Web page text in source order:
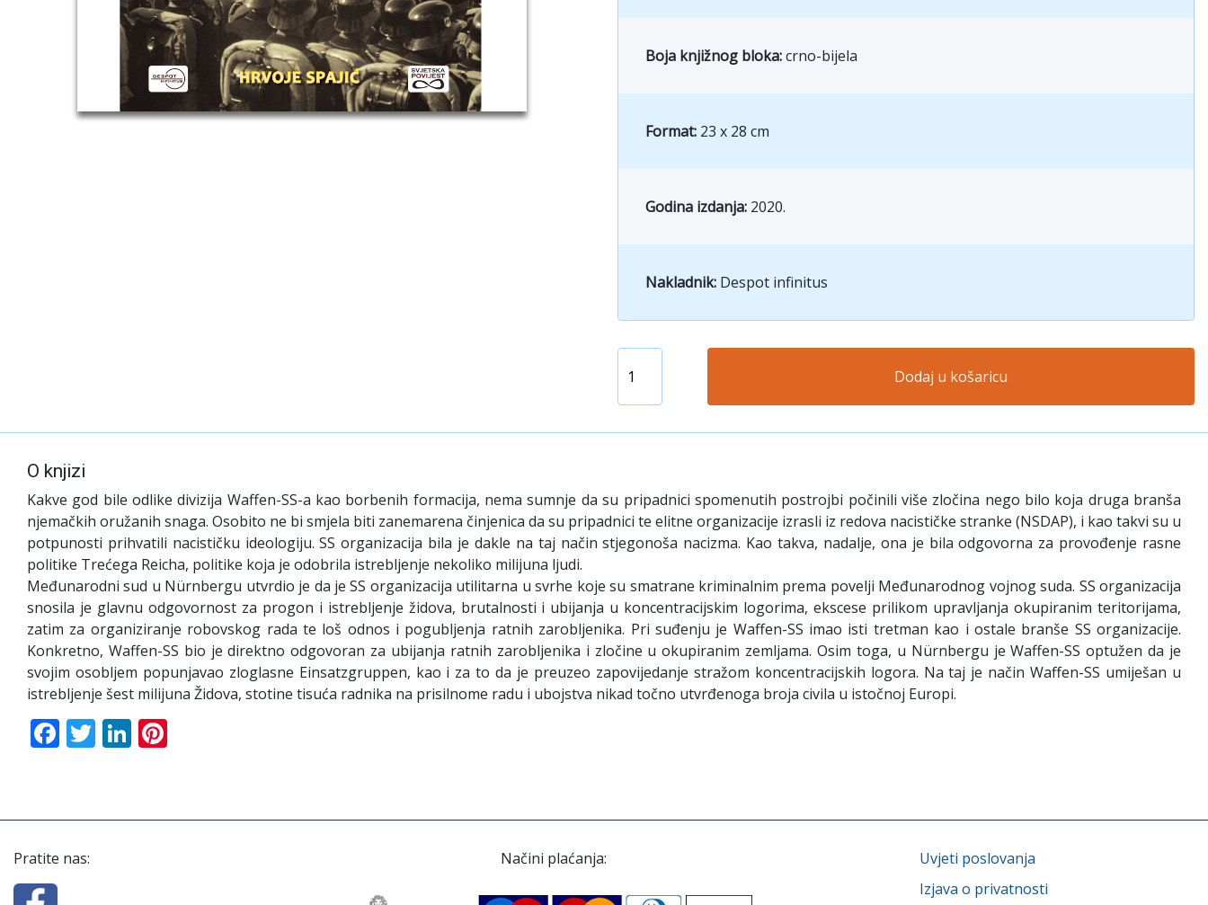
Boja knjižnog bloka:crno-bijela
Format: 23 x 28 cm
Godina izdanja: 2020.
Nakladnik: Despot infinitus
Dodaj u košaricu
O knjizi
Kakve god bile odlike divizija Waffen-SS-a kao borbenih formacija, nema sumnje da su pripadnici spomenutih postrojbi počinili više zločina nego bilo koja druga branša
njemačkih oružanih snaga. Osobito ne bi smjela biti zanemarena činjenica da su pripadnici te elitne organizacije izrasli iz redova nacističke stranke (NSDAP), i kao takvi su u
potpunosti prihvatili nacističku ideologiju. SS organizacija bila je dakle na taj način stjegonoša nacizma. Kao takva, nadalje, ona je bila odgovorna za provođenje rasne
politike Trećega Reicha, politike koja je odobrila istrebljenje nekoliko milijuna ljudi.
Međunarodni sud u Nürnbergu utvrdio je da je SS organizacija utilitarna u svrhe koje su smatrane kriminalnim prema povelji Međunarodnog vojnog suda. SS organizacija
snosila je glavnu odgovornost za progon i istrebljenje židova, brutalnosti i ubijanja u koncentracijskim logorima, ekscese prilikom upravljanja okupiranim teritorijama,
zatim za organiziranje robovskog rada te loš odnos i pogubljenja ratnih zarobljenika. Pri suđenju je Waffen-SS imao isti tretman kao i ostale branše SS organizacije.
Konkretno, Waffen-SS bio je direktno odgovoran za ubijanja ratnih zarobljenika i zločine u okupiranim zemljama. Osim toga, u Nürnbergu je Waffen-SS optužen da je
svojim osobljem popunjavao zloglasne Einsatzgruppen, kao i za to da je preuzeo zapovijedanje stražom koncentracijskih logora. Na taj je način Waffen-SS umiješan u
istrebljenje šest milijuna Židova, stotine tisuća radnika na prisilnome radu i ubojstva nikad točno utvrđenoga broja civila u istočnoj Europi.
Facebook
TwitterLinkedIn
Pratite nas: Načini plaćanja:
Uvjeti poslovanja
Izjava o privatnosti